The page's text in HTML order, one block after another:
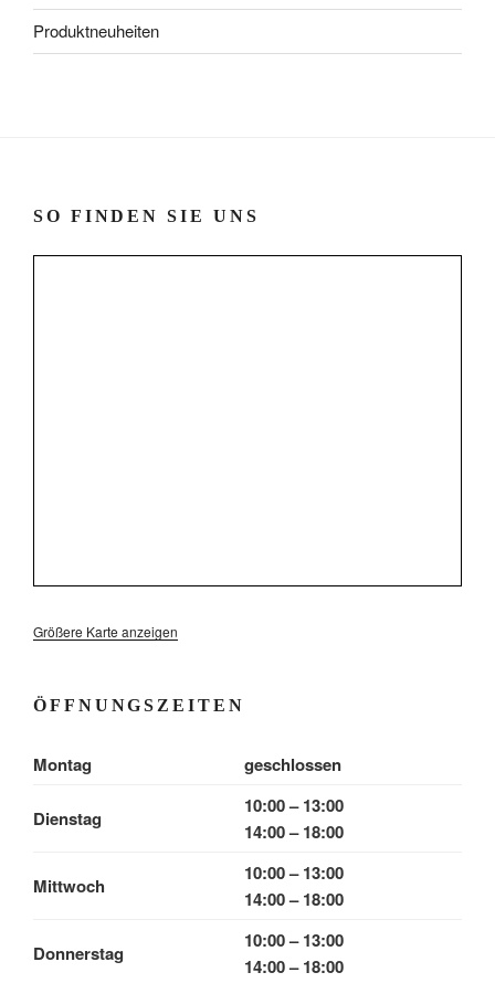
Produktneuheiten
SO FINDEN SIE UNS
Größere Karte anzeigen
ÖFFNUNGSZEITEN
Montag geschlossen
Dienstag
10:00 – 13:00
14:00 – 18:00
Mittwoch
10:00 – 13:00
14:00 – 18:00
Donnerstag
10:00 – 13:00
14:00 – 18:00